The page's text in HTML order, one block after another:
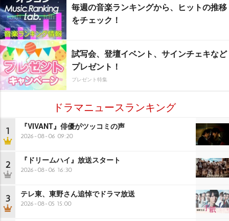
毎週の音楽ランキングから、ヒットの推移
をチェック！
試写会、登壇イベント、サインチェキなど
プレゼント！
プレゼント特集
ドラマニュースランキング
1 『VIVANT』俳優がツッコミの声
2026-08-06 09:20
2 『ドリームハイ』放送スタート
2026-08-06 16:30
3 テレ東、東野さん追悼でドラマ放送
2026-08-05 15:00